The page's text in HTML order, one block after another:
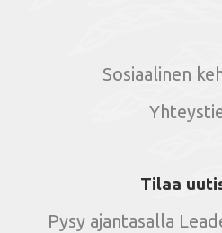
Sosiaalinen
Tilaa
Pysy ajantasalla